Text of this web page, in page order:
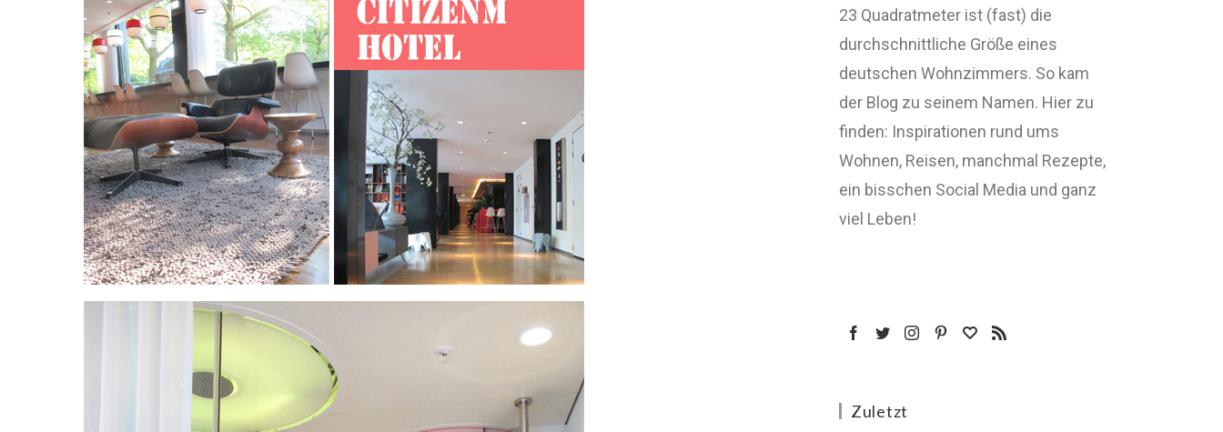
23 Quadratmeter ist (fast) die
durchschnittliche Größe eines
deutschen Wohnzimmers. So kam
der Blog zu seinem Namen. Hier zu
finden: Inspirationen rund ums
Wohnen, Reisen, manchmal Rezepte,
ein bisschen Social Media und ganz
viel Leben!
Zuletzt